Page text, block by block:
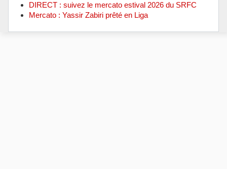
DIRECT : suivez le mercato estival 2026 du SRFC
Mercato : Yassir Zabiri prêté en Liga